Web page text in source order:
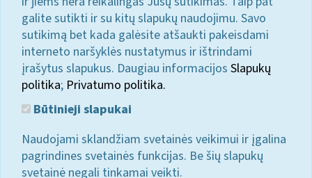
galite sutikti ir su kitų slapukų naudojimu. Savo
sutikimą bet kada galėsite atšaukti pakeisdami
interneto naršyklės nustatymus ir ištrindami
įrašytus slapukus. Daugiau informacijos Slapukų
politika; Privatumo politika.
Būtinieji slapukai
Naudojami sklandžiam svetainės veikimui ir įgalina
pagrindines svetainės funkcijas. Be šių slapukų
svetainė negali tinkamai veikti.